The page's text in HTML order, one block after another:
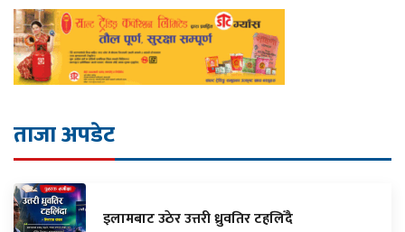
ताजा अपडेट
इलामबाट उठेर उत्तरी ध्रुवतिर टहलिँदै